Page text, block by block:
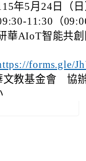
年5月24日（
11:30（
華AIoT智能共
forms.gle/
文教基金會 協